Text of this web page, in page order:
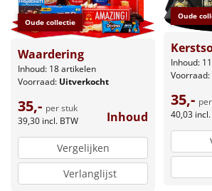
Oude collectie
Waardering
Inhoud: 18 artikelen
Voorraad: Uitverkocht
35,- per stuk
39,30 incl. BTW Inhoud
Vergelijken
Verlanglijst
Oude
Inhoud:
Voorraad:
35,-
40,03